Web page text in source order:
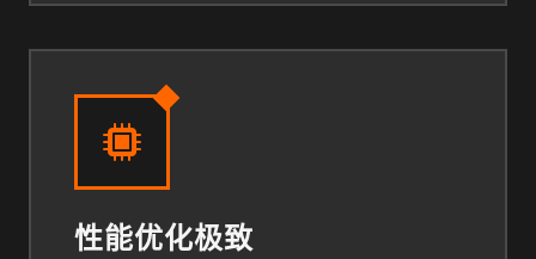
性能优化极致